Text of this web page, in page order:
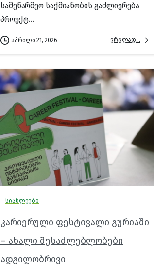
სამეწარმეო საქმიანობის გაძლიერება
პროექტ...
აპრილი 21, 2026 ვრცლად...
სიახლეები
კარიერული ფესტივალი გურიაში
– ახალი შესაძლებლობები
ადგილობრივი